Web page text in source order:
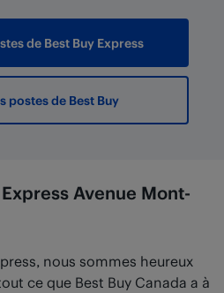
de Best Buy Express
postes de Best Buy
Avenue Mont-
nous sommes heureux
ce que Best Buy Canada a à